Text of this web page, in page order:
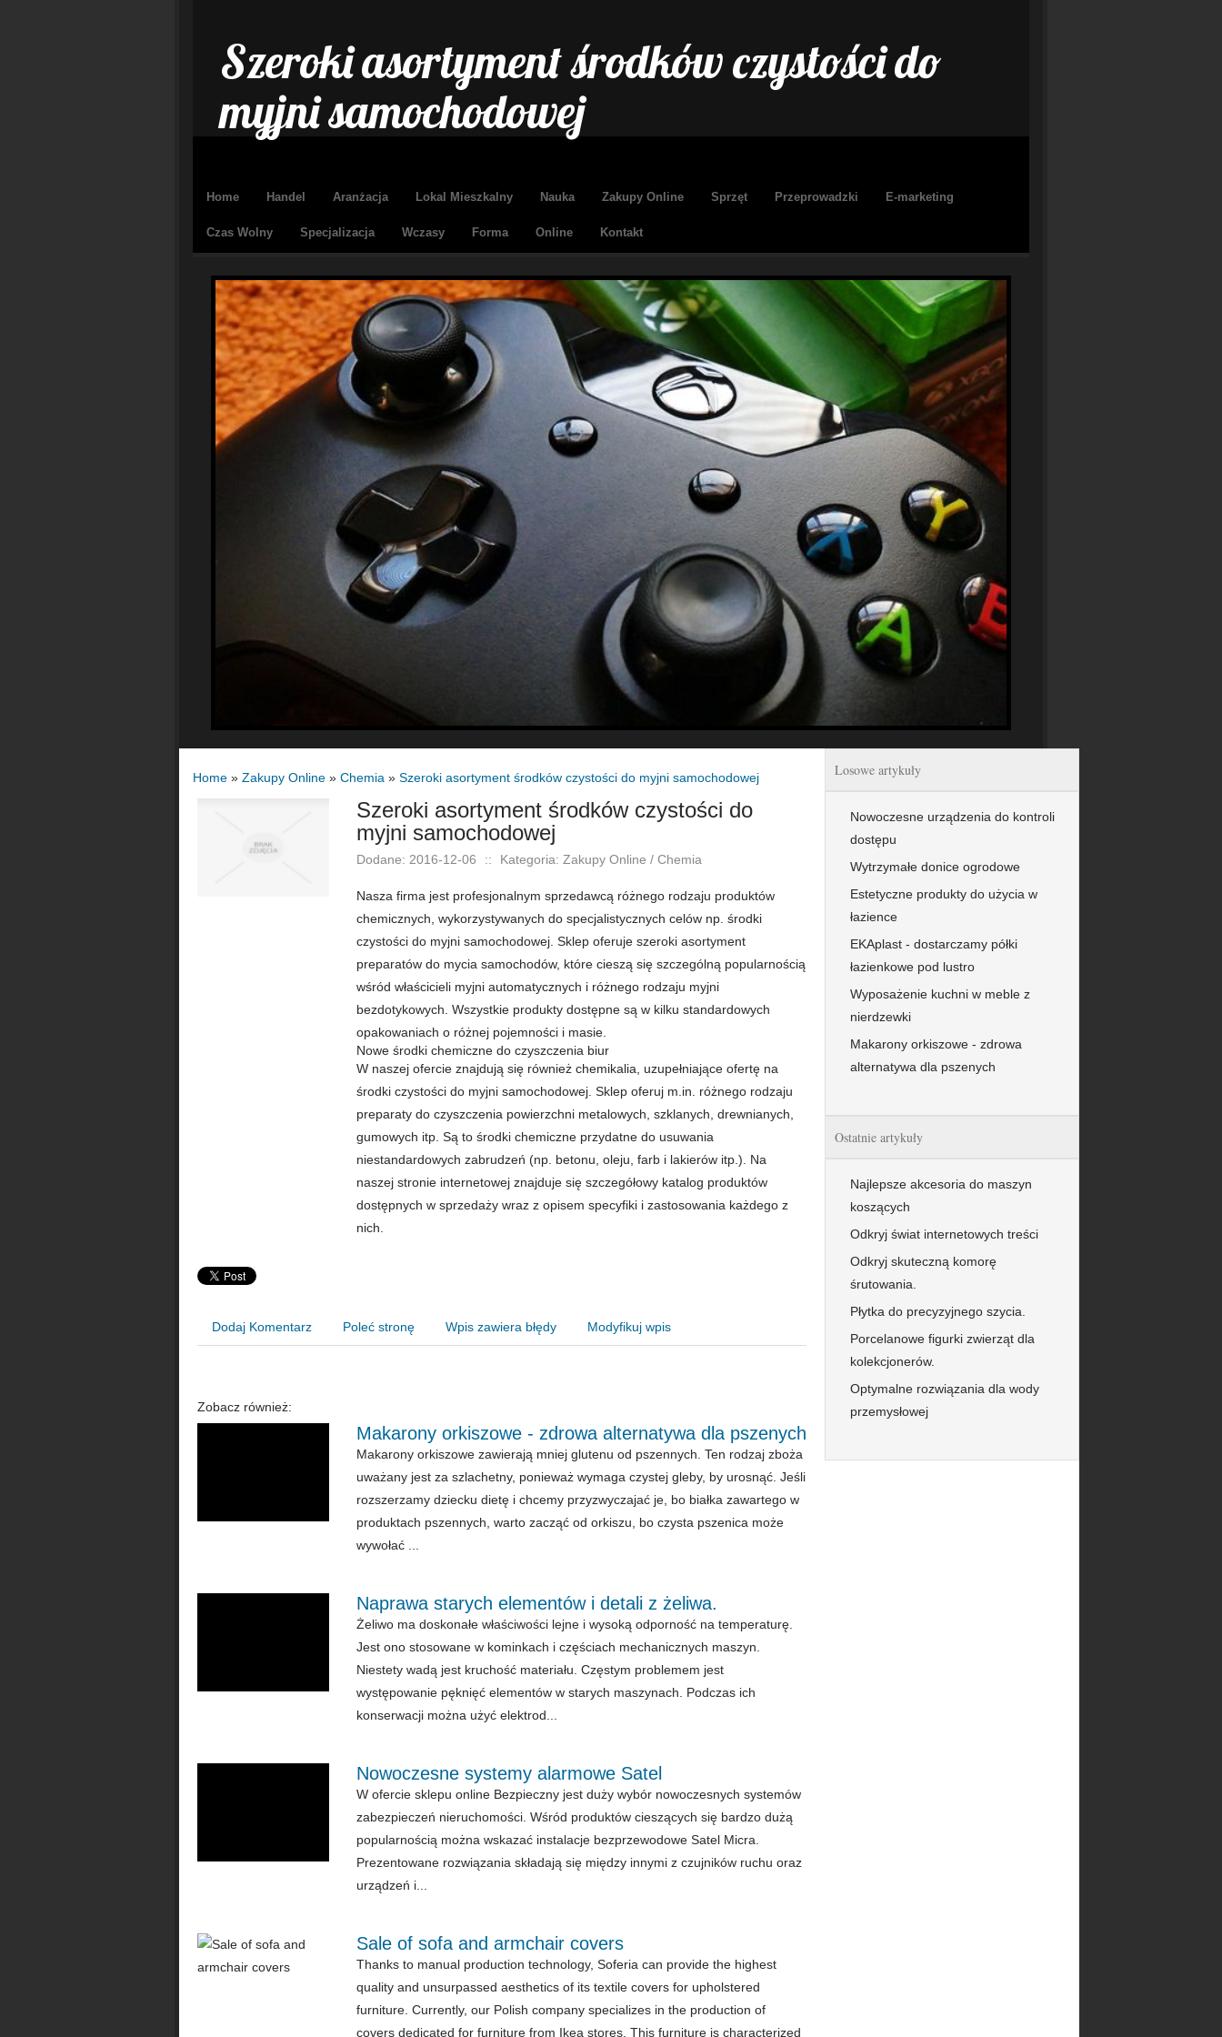
Szeroki asortyment środków czystości do
myjni samochodowej
Home Handel Aranżacja Lokal Mieszkalny Nauka Zakupy Online Sprzęt Przeprowadzki E-marketing
Czas Wolny Specjalizacja Wczasy Forma Online Kontakt
Home » Zakupy Online » Chemia » Szeroki asortyment środków czystości do myjni samochodowej
Szeroki asortyment środków czystości do
myjni samochodowej
Dodane: 2016-12-06 :: Kategoria: Zakupy Online / Chemia
Nasza firma jest profesjonalnym sprzedawcą różnego rodzaju produktów
chemicznych, wykorzystywanych do specjalistycznych celów np. środki
czystości do myjni samochodowej. Sklep oferuje szeroki asortyment
preparatów do mycia samochodów, które cieszą się szczególną popularnością
wśród właścicieli myjni automatycznych i różnego rodzaju myjni
bezdotykowych. Wszystkie produkty dostępne są w kilku standardowych
opakowaniach o różnej pojemności i masie.
Nowe środki chemiczne do czyszczenia biur
W naszej ofercie znajdują się również chemikalia, uzupełniające ofertę na
środki czystości do myjni samochodowej. Sklep oferuj m.in. różnego rodzaju
preparaty do czyszczenia powierzchni metalowych, szklanych, drewnianych,
gumowych itp. Są to środki chemiczne przydatne do usuwania
niestandardowych zabrudzeń (np. betonu, oleju, farb i lakierów itp.). Na
naszej stronie internetowej znajduje się szczegółowy katalog produktów
dostępnych w sprzedaży wraz z opisem specyfiki i zastosowania każdego z
nich.
Dodaj Komentarz Poleć stronę Wpis zawiera błędy Modyfikuj wpis
Zobacz również:
Makarony orkiszowe - zdrowa alternatywa dla pszenych
Makarony orkiszowe zawierają mniej glutenu od pszennych. Ten rodzaj zboża
uważany jest za szlachetny, ponieważ wymaga czystej gleby, by urosnąć. Jeśli
rozszerzamy dziecku dietę i chcemy przyzwyczajać je, bo białka zawartego w
produktach pszennych, warto zacząć od orkiszu, bo czysta pszenica może
wywołać ...
Naprawa starych elementów i detali z żeliwa.
Żeliwo ma doskonałe właściwości lejne i wysoką odporność na temperaturę.
Jest ono stosowane w kominkach i częściach mechanicznych maszyn.
Niestety wadą jest kruchość materiału. Częstym problemem jest
występowanie pęknięć elementów w starych maszynach. Podczas ich
konserwacji można użyć elektrod...
Nowoczesne systemy alarmowe Satel
W ofercie sklepu online Bezpieczny jest duży wybór nowoczesnych systemów
zabezpieczeń nieruchomości. Wśród produktów cieszących się bardzo dużą
popularnością można wskazać instalacje bezprzewodowe Satel Micra.
Prezentowane rozwiązania składają się między innymi z czujników ruchu oraz
urządzeń i...
Sale of sofa and armchair covers
Thanks to manual production technology, Soferia can provide the highest
quality and unsurpassed aesthetics of its textile covers for upholstered
furniture. Currently, our Polish company specializes in the production of
covers dedicated for furniture from Ikea stores. This furniture is characterized
Losowe artykuły
Nowoczesne urządzenia do kontroli
dostępu
Wytrzymałe donice ogrodowe
Estetyczne produkty do użycia w
łazience
EKAplast - dostarczamy półki
łazienkowe pod lustro
Wyposażenie kuchni w meble z
nierdzewki
Makarony orkiszowe - zdrowa
alternatywa dla pszenych
Ostatnie artykuły
Najlepsze akcesoria do maszyn
koszących
Odkryj świat internetowych treści
Odkryj skuteczną komorę
śrutowania.
Płytka do precyzyjnego szycia.
Porcelanowe figurki zwierząt dla
kolekcjonerów.
Optymalne rozwiązania dla wody
przemysłowej